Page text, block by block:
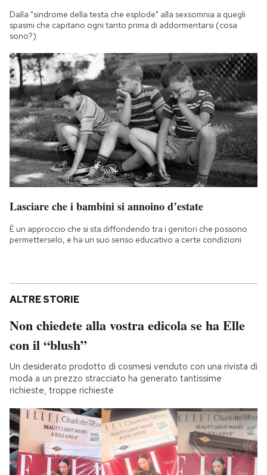
Dalla "sindrome della testa che esplode" alla sexsomnia a quegli
spasmi che capitano ogni tanto prima di addormentarsi (cosa
sono?)
Lasciare che i bambini si annoino d’estate
È un approccio che si sta diffondendo tra i genitori che possono
permetterselo, e ha un suo senso educativo a certe condizioni
ALTRE STORIE
Non chiedete alla vostra edicola se ha Elle
con il “blush”
Un desiderato prodotto di cosmesi venduto con una rivista di
moda a un prezzo stracciato ha generato tantissime
richieste, troppe richieste